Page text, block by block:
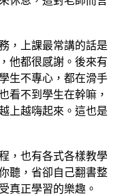
，上課最常講的話是
他都很感謝。後來有
生不專心，都在滑手
看不到學生在幹嘛，
上越嗨起來。這也是
，也有各式各樣教學
聽，省卻自己翻書整
真正學習的樂趣。